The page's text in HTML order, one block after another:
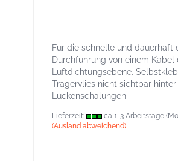
Für die schnelle und dauerhaft
Durchführung von einem Kabel
Luftdichtungsebene.
Trägervlies nicht sichtbar hinter
Lückenschalungen
Lieferzeit:
ca 1-3 Arbeitstage
(Ausland abweichend)